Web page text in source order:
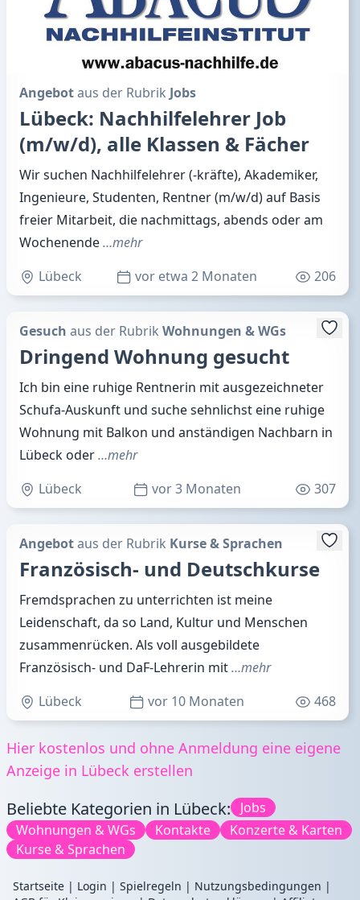
Angebotaus der Rubrik Jobs
Lübeck: Nachhilfelehrer Job
(m/w/d), alle Klassen & Fächer
Wir suchen Nachhilfelehrer (-kräfte), Akademiker,
Ingenieure, Studenten, Rentner (m/w/d) auf Basis
freier Mitarbeit, die nachmittags, abends oder am
Wochenende…mehr
Lübeck
vor etwa 2 Monaten 206
Gesuch aus der Rubrik Wohnungen & WGs
Dringend Wohnung gesucht
Ich bin eine ruhige Rentnerin mit ausgezeichneter
Schufa-Auskunft und suche sehnlichst eine ruhige
Wohnung mit Balkon und anständigen Nachbarn in
Lübeck oder…mehr
Lübeck
vor 3 Monaten 307
Angebotaus der Rubrik Kurse & Sprachen
Französisch- und Deutschkurse
Fremdsprachen zu unterrichten ist meine
Leidenschaft, da so Land, Kultur und Menschen
zusammenrücken. Als voll ausgebildete
Französisch- und DaF-Lehrerin mit…mehr
Lübeck
vor 10 Monaten 468
Hier kostenlos und ohne Anmeldung eine eigene
Anzeige in Lübeck erstellen
Beliebte Kategorien in Lübeck:
Jobs
Wohnungen & WGs
Kontakte
Konzerte & Karten
Kurse & Sprachen
Startseite | Login | Spielregeln | Nutzungsbedingungen |